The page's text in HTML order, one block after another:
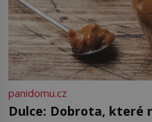
panidomu.cz
Dulce: Dobrota, které